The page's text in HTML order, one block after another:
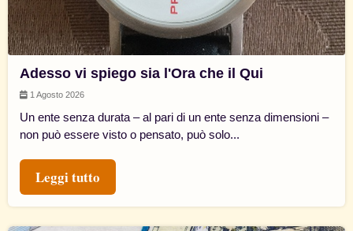
Adesso vi spiego sia l'Ora che il Qui
1 Agosto 2026
Un ente senza durata – al pari di un ente senza dimensioni –
non può essere visto o pensato, può solo...
Leggi tutto